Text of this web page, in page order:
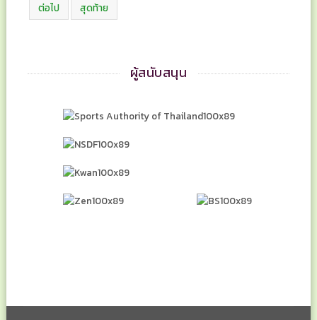
ต่อไป
สุดท้าย
ผู้สนับสนุน